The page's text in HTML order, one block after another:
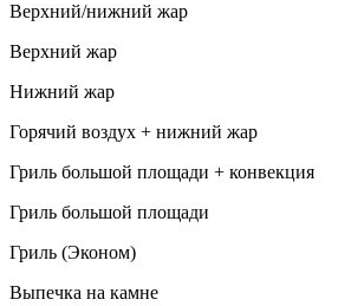
Верхний/нижний жар
Верхний жар
Нижний жар
Горячий воздух + нижний жар
Гриль большой площади + конвекция
Гриль большой площади
Гриль (Эконом)
Выпечка на камне